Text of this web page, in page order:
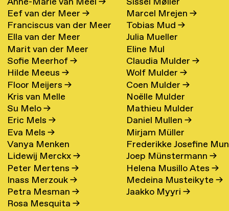
Eef van der Meer→
Franciscus van der Meer
→
Ella van der Meer
Marit van der Meer
Sofie Meerhof→
Hilde Meeus→
Floor Meijers→
Kris van Melle
Su Melo→
Eric Mels→
Eva Mels→
Vanya Menken
Lidewij Merckx→
Peter Mertens→
Inass Merzouk→
Petra Mesman→
Rosa Mesquita→
Marcel Mrejen→
Tobias Mud→
Julia Mueller
Eline Mul
Claudia Mulder→
Wolf Mulder→
Coen Mulder→
Noëlle Mulder
Mathieu Mulder
Daniel Mullen→
Mirjam Müller
Frederikke Josefine
Eefsen→
Joep Münstermann→
Helena Musillo Ates→
Medeina Musteikyte→
Jaakko Myyri→